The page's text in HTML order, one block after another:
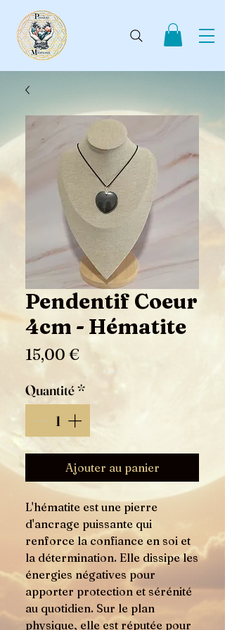
Pendentif Coeur
4cm - Hématite
15,00 €Prix
Quantité*
Ajouter au panier
L'hématite est une pierre
d'ancrage puissante qui
renforce la confiance en soi et
la détermination. Elle dissipe les
énergies négatives pour
apporter protection et sérénité
au quotidien. Sur le plan
physique, elle est réputée pour